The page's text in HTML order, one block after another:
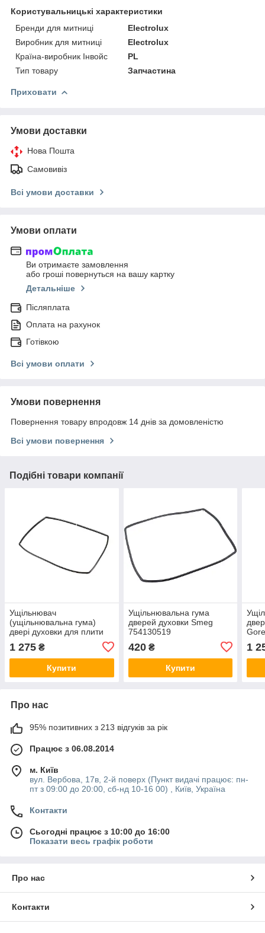
Користувальницькі характеристики
Бренди для митниці
Electrolux
Виробник для митниці
Electrolux
Країна-виробник Інвойс
PL
Тип товару
Запчастина
Приховати
Умови доставки
Нова Пошта
Самовивіз
Всі умови доставки
Умови оплати
Ви отримаєте замовлення
або гроші повернуться на вашу картку
Детальніше
Післяплата
Оплата на рахунок
Готівкою
Всі умови оплати
Умови повернення
Повернення товару впродовж 14 днів за домовленістю
Всі умови повернення
Подібні товари компанії
Ущільнювач
(ущільнювальна гума)
двері духовки для плити
1 275 ₴
Купити
Ущільнювальна гума
дверей духовки Smeg
754130519
420₴
Купити
1
Про нас
95% позитивних з 213 відгуків за рік
Працює з 06.08.2014
м. Київ
вул. Вербова, 17в, 2-й поверх (Пункт видачі працює: пн-
пт з 09:00 до 20:00, сб-нд 10-16 00) , Київ, Україна
Контакти
Сьогодні працює з 10:00 до 16:00
Показати весь графік роботи
Про нас
Контакти